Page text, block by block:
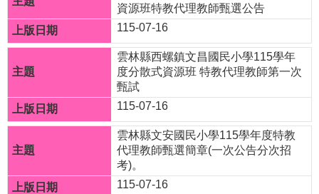
果
呈
示
課
程
總
計
畫
資源班特教代理教師甄選公告
115-07-16
雲林縣西螺鎮文昌國民小學115學年
度分散式資源班 特教代理教師第一次
甄試
115-07-16
雲林縣文安國民小學115學年度特教
代理教師甄選簡章(一次公告分次招
考)。
115-07-16